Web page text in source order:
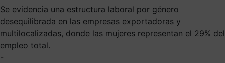
Se evidencia una estructura laboral por género
desequilibrada en las empresas exportadoras y
multilocalizadas, donde las mujeres representan el 29% del
empleo total.
-